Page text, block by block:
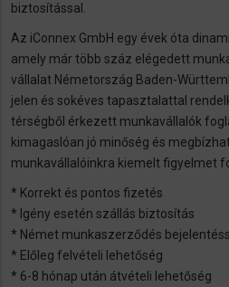
biztosítással.
Az iConnex GmbH egy évek óta
amely már több száz elégedett
vállalat Németország Baden-
jelen és sokéves tapasztalattal
térségből érkezett munkavállalók
kimagaslóan jó minőség és
munkavállalóinkra kiemelt figyelmet
* Korrekt és pontos fizetés
* Igény esetén szállás biztosítás
* Német munkaszerződés
* Előleg felvételi lehetőség
* 6-8 hónap után átvételi lehetőség